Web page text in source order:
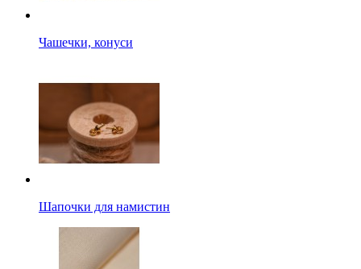
Чашечки, конуси
Шапочки для намистин